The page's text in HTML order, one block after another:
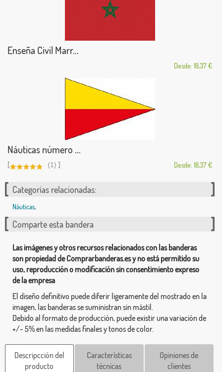
Enseña Civil Marr...
Desde: 18,37 €
Náuticas número ...
[ (1) ] Desde: 18,37 €
Categorías relacionadas:
Náuticas,
Comparte esta bandera
Las imágenes y otros recursos relacionados con las banderas
son propiedad de Comprarbanderas.es y no está permitido su
uso, reproducción o modificación sin consentimiento expreso
de la empresa
El diseño definitivo puede diferir ligeramente del mostrado en la
imagen, las banderas se suministran sin mástil.
Debido al formato de producción, puede existir una variación de
+/- 5% en las medidas finales y tonos de color.
Descripcción del
producto
Características
técnicas
Opiniones de
clientes